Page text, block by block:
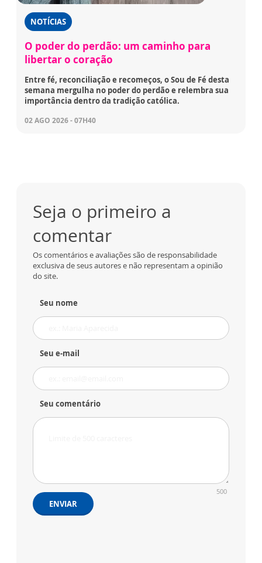
NOTÍCIAS
O poder do perdão: um caminho para
libertar o coração
Entre fé, reconciliação e recomeços, o Sou de Fé desta
semana mergulha no poder do perdão e relembra sua
importância dentro da tradição católica.
02 AGO 2026 - 07H40
Seja o primeiro a
comentar
Os comentários e avaliações são de responsabilidade
exclusiva de seus autores e não representam a opinião
do site.
Seu nome
Seu e-mail
Seu comentário
500
ENVIAR